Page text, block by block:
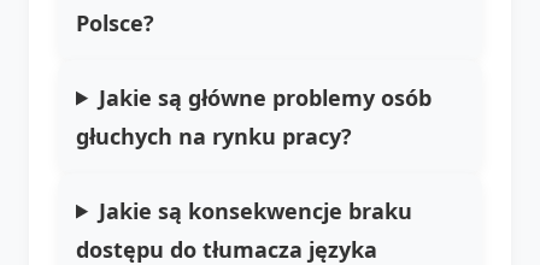
Polsce?
Jakie są główne problemy osób
głuchych na rynku pracy?
Jakie są konsekwencje braku
dostępu do tłumacza języka